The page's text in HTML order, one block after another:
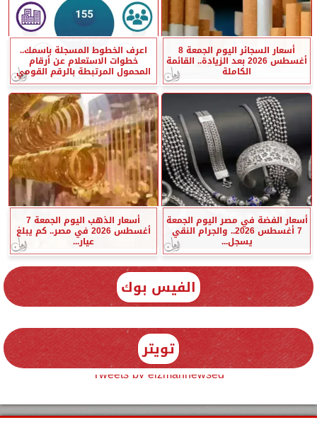
أسعار السجائر اليوم الجمعة 8
أغسطس 2026 بعد الزيادة.. القائمة
الكاملة
اعرف الخطوط المسجلة باسمك..
خطوات الاستعلام عن أرقام
المحمول المرتبطة بالرقم القومي
أسعار الفضة في مصر اليوم الجمعة
7 أغسطس 2026.. والجرام النقي
يسجل...
أسعار الذهب اليوم الجمعة 7
أغسطس 2026 في مصر.. كم يبلغ
عيار...
الفيس بوك
تويتر
Tweets by elzmannewseg